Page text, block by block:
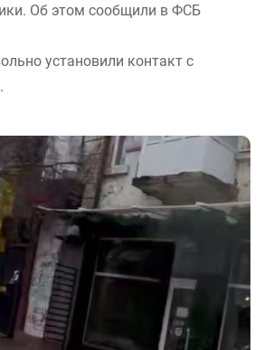
Об этом сообщили в ФСБ
установили контакт с